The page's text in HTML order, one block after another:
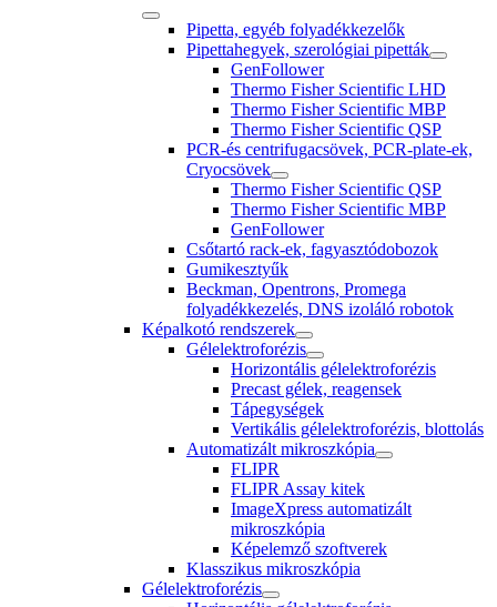
Pipetta, egyéb folyadékkezelők
Pipettahegyek, szerológiai pipetták
GenFollower
Thermo Fisher Scientific LHD
Thermo Fisher Scientific MBP
Thermo Fisher Scientific QSP
PCR-és centrifugacsövek, PCR-plate-ek,
Cryocsövek
Thermo Fisher Scientific QSP
Thermo Fisher Scientific MBP
GenFollower
Csőtartó rack-ek, fagyasztódobozok
Gumikesztyűk
Beckman, Opentrons, Promega
folyadékkezelés, DNS izoláló robotok
Képalkotó rendszerek
Gélelektroforézis
Horizontális gélelektroforézis
Precast gélek, reagensek
Tápegységek
Vertikális gélelektroforézis, blottolás
Automatizált mikroszkópia
FLIPR
FLIPR Assay kitek
ImageXpress automatizált
mikroszkópia
Képelemző szoftverek
Klasszikus mikroszkópia
Gélelektroforézis